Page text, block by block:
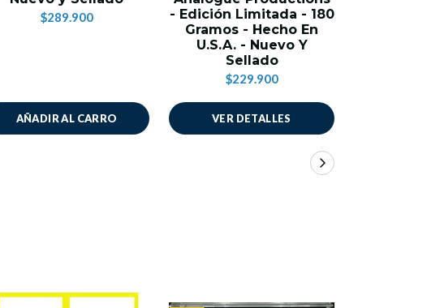
$289.900
AÑADIR AL CARRO
- Edición Limitada - 180
Gramos - Hecho En
U.S.A. - Nuevo Y
Sellado
$229.900
VER DETALLES